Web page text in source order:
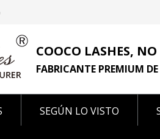
COOCO LASHES,
FABRICANTE PREMIUM
SEGÚN LO VISTO